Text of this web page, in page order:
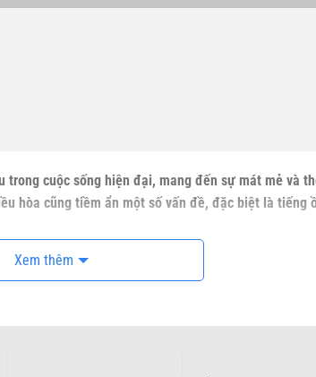
cuộc sống hiện đại, mang đến sự mát mẻ và
hòa cũng tiềm ẩn một số vấn đề, đặc biệt là tiếng
điều hòa
Xem thêm